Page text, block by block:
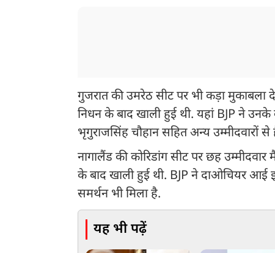
गुजरात की उमरेठ सीट पर भी कड़ा मुकाबला
निधन के बाद खाली हुई थी. यहां BJP ने उनके
भृगुराजसिंह चौहान सहित अन्य उम्मीदवारों से
नागालैंड की कोरिडांग सीट पर छह
के बाद खाली हुई थी. BJP ने दाओचियर आई
समर्थन भी मिला है.
यह भी पढ़ें